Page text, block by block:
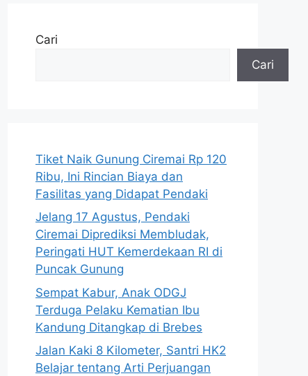
Cari
Cari
Tiket Naik Gunung Ciremai Rp 120
Ribu, Ini Rincian Biaya dan
Fasilitas yang Didapat Pendaki
Jelang 17 Agustus, Pendaki
Ciremai Diprediksi Membludak,
Peringati HUT Kemerdekaan RI di
Puncak Gunung
Sempat Kabur, Anak ODGJ
Terduga Pelaku Kematian Ibu
Kandung Ditangkap di Brebes
Jalan Kaki 8 Kilometer, Santri HK2
Belajar tentang Arti Perjuangan